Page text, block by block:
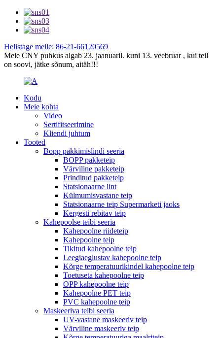
Helistage meile: 86-21-66120569
Meie CNY puhkus algab 23. jaanuaril. kuni 13. veebruar , kui teil
on soovi, jätke sõnum, aitäh!!!
Kodu
Meie kohta
Video
Sertifitseerimine
Kliendi juhtum
Tooted
Bopp pakkimislindi seeria
BOPP pakketeip
Värviline pakketeip
Prinditud pakketeip
Statsionaarne lint
Külmumisvastane teip
Statsionaarne teip Supermarketi jaoks
Kergesti rebitav teip
Kahepoolse teibi seeria
Kahepoolne riideteip
Kahepoolne teip
Tikitud kahepoolne teip
Leegiaeglustav kahepoolne teip
Kõrge temperatuurikindel kahepoolne teip
Toetuseta kahepoolne teip
OPP kahepoolne teip
Kahepoolne PET teip
PVC kahepoolne teip
Maskeeriva teibi seeria
UV-vastane maskeeriv teip
Värviline maskeeriv teip